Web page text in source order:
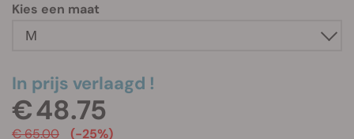
Kies een maat
In prijs verlaagd !
€ 48.75
€ 65.00 (-25%)